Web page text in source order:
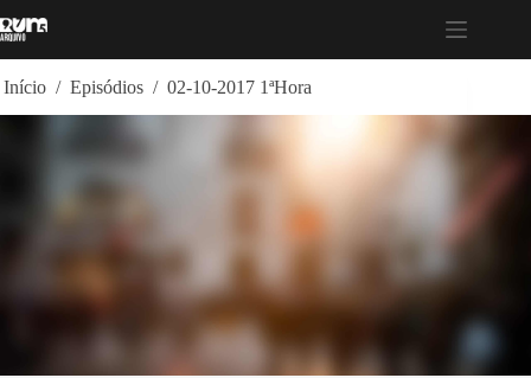
para
Início / Episódios / 02-10-2017 1ªHora